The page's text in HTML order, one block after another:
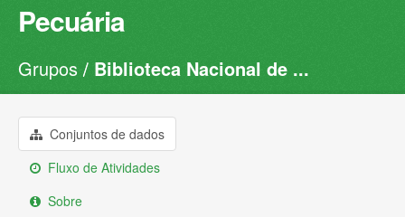
Pecuária
Conjuntos de dados
Organizações
Grupos
Sobre
Grupos Biblioteca Nacional de ...
Conjuntos de dados
Fluxo de Atividades
Sobre